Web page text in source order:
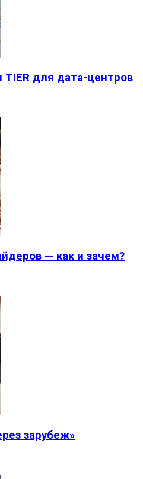
TIER для дата-центров
— как и зачем?
зарубеж»